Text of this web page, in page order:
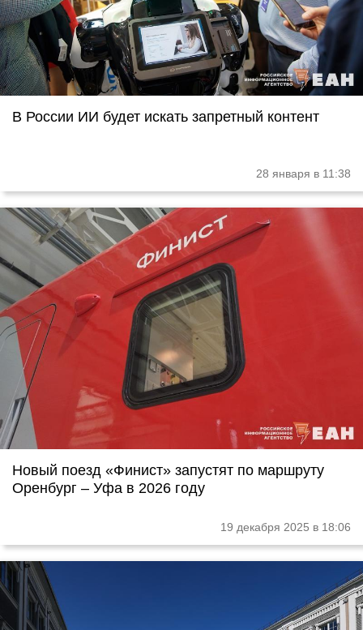
В России ИИ будет искать запретный контент
28 января в 11:38
Новый поезд «Финист» запустят по маршруту
Оренбург – Уфа в 2026 году
19 декабря 2025 в 18:06